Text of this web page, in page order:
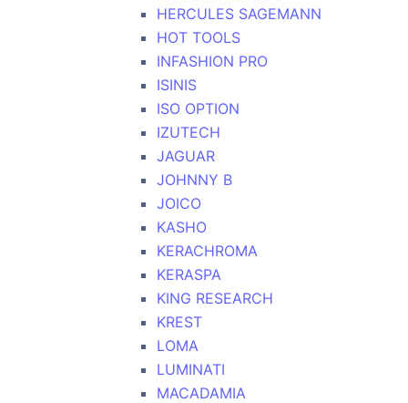
HERCULES SAGEMANN
HOT TOOLS
INFASHION PRO
ISINIS
ISO OPTION
IZUTECH
JAGUAR
JOHNNY B
JOICO
KASHO
KERACHROMA
KERASPA
KING RESEARCH
KREST
LOMA
LUMINATI
MACADAMIA